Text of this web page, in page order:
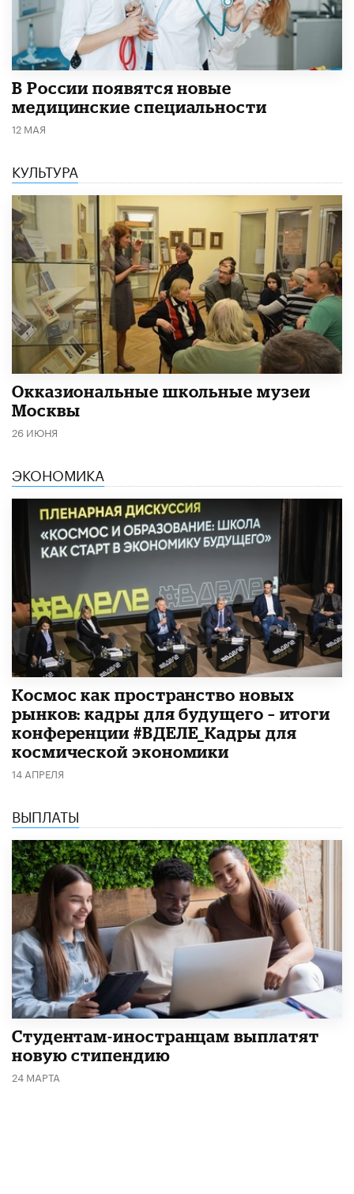
В России появятся новые
медицинские специальности
12 МАЯ
КУЛЬТУРА
​Окказиональные школьные музеи
Москвы
26 ИЮНЯ
ЭКОНОМИКА
Космос как пространство новых
рынков: кадры для будущего – итоги
конференции #ВДЕЛЕ_Кадры для
космической экономики
14 АПРЕЛЯ
ВЫПЛАТЫ
Студентам-иностранцам выплатят
новую стипендию
24 МАРТА